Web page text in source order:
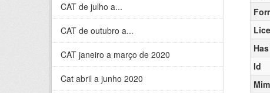
CAT de julho a...
CAT de outubro a...
CAT janeiro a março de 2020
Cat abril a junho 2020
Id